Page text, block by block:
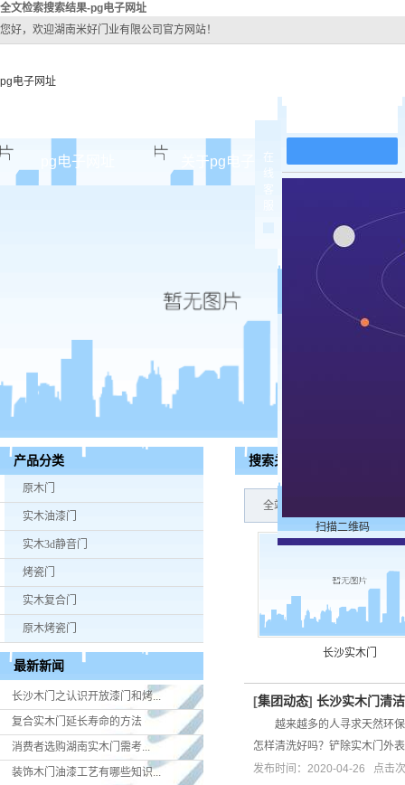
全文检索搜索结果-pg电子网址
您好，欢迎湖南米好门业有限公司官方网站！
pg电子网址
pg电子网址 关于pg电子网址
公司团队
pg电子网址
实木油
实木3d
烤瓷
实木复
产品分类
原木门
实木油漆门
实木3d静音门
烤瓷门
实木复合门
原木烤瓷门
最新新闻
长沙木门之认识开放漆门和烤...
复合实木门延长寿命的方法
消费者选购湖南实木门​需考...
装饰木门油漆工艺有哪些知识...
搜索关键词：长沙实木门
全站搜索结果：产品：1个,
长沙实木门
[集团动态] 长沙实木门清
越来越多的人寻求天然环保
怎样清洗好吗？铲除实木门外
发布时间：2020-04-26 点击
在
扫描二维码